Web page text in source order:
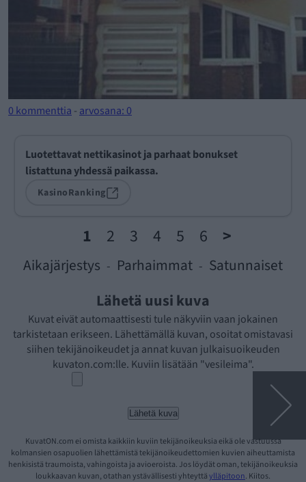
0 kommenttia - arvosana: 0
Luotettavat nettikasinot ja parhaat bonukset
listattuna yhdessä paikassa.
KasinoRanking
1 2 3 4 5 6 >
Aikajärjestys - Parhaimmat - Satunnaiset
Lähetä uusi kuva
Kuvat eivät automaattisesti tule näkyviin vaan jokainen
tarkistetaan erikseen. Lähettämällä kuvan, osoitat omistavasi
siihen tekijänoikeudet ja annat kuvan julkaisuoikeuden
kuvaton.com:lle. Kuviin lisätään "vesileima".
KuvatON.com ei omista kaikkiin kuviin tekijänoikeuksia eikä ole vastuussa
kolmansien osapuolien lähettämistä tekijänoikeudettomien kuvien aiheuttamista
henkisistä traumoista, vahingoista ja avioeroista. Jos löydät oman, tekijänoikeuksia
loukkaavan kuvan, otathan ystävällisesti yhteyttäylläpitoon. Kiitos.